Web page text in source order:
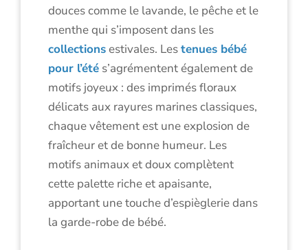
douces comme le lavande, le pêche et le
menthe qui s’imposent dans les
collectionsestivales. Lestenues bébé
pour l’été s’agrémentent également de
motifs joyeux : des imprimés floraux
délicats aux rayures marines classiques,
chaque vêtement est une explosion de
fraîcheur et de bonne humeur. Les
motifs animaux et doux complètent
cette palette riche et apaisante,
apportant une touche d’espièglerie dans
la garde-robe de bébé.